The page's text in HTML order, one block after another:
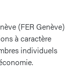
(FER Genève)
à caractère
individuels